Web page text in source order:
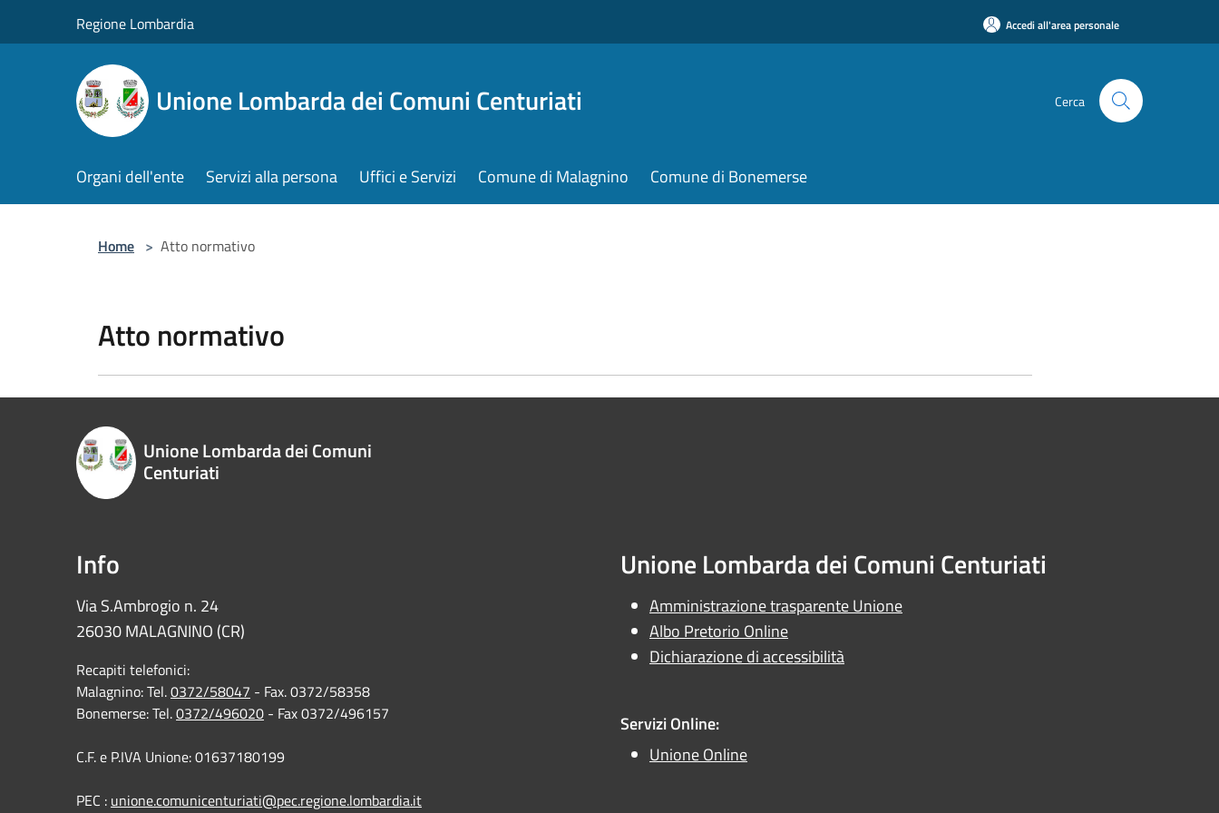
Regione Lombardia Accedi all'area personale
Unione Lombarda dei Comuni Centuriati Cerca
Organi dell'ente Servizi alla persona Uffici e Servizi Comune di Malagnino Comune di Bonemerse
Home > Atto normativo
Atto normativo
Unione Lombarda dei Comuni
Centuriati
Info
Via S.Ambrogio n. 24
26030 MALAGNINO (CR)
Recapiti telefonici:
Malagnino: Tel.0372/58047 - Fax. 0372/58358
Bonemerse: Tel.0372/496020 - Fax 0372/496157
C.F. e P.IVA Unione: 01637180199
PEC : unione.comunicenturiati@pec.regione.lombardia.it
Unione Lombarda dei Comuni Centuriati
Amministrazione trasparente Unione
Albo Pretorio Online
Dichiarazione di accessibilità
Servizi Online:
Unione Online